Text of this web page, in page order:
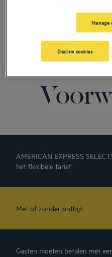
AMERICAN EXPRESS
het flexibele tarief
Met of zonder ontbijt
Gasten moeten betalen met
Manage
Decline cookies